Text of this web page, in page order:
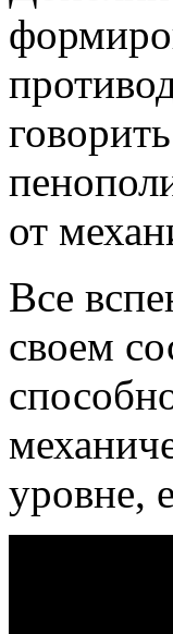
от
Все
своем
уровне,